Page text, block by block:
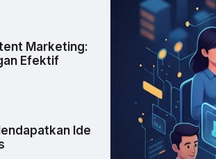
Marketing:
Efektif
Ide